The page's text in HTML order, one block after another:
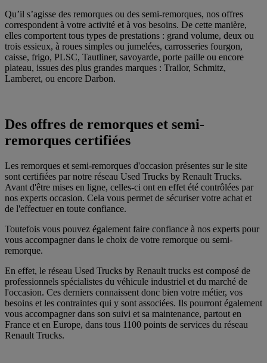
Qu’il s’agisse des remorques ou des semi-remorques, nos offres
correspondent à votre activité et à vos besoins. De cette manière,
elles comportent tous types de prestations : grand volume, deux ou
trois essieux, à roues simples ou jumelées, carrosseries fourgon,
caisse, frigo, PLSC, Tautliner, savoyarde, porte paille ou encore
plateau, issues des plus grandes marques : Trailor, Schmitz,
Lamberet, ou encore Darbon.
Des offres de remorques et semi-
remorques certifiées
Les remorques et semi-remorques d'occasion présentes sur le site
sont certifiées par notre réseau Used Trucks by Renault Trucks.
Avant d'être mises en ligne, celles-ci ont en effet été contrôlées par
nos experts occasion. Cela vous permet de sécuriser votre achat et
de l'effectuer en toute confiance.
Toutefois vous pouvez également faire confiance à nos experts pour
vous accompagner dans le choix de votre remorque ou semi-
remorque.
En effet, le réseau Used Trucks by Renault trucks est composé de
professionnels spécialistes du véhicule industriel et du marché de
l'occasion. Ces derniers connaissent donc bien votre métier, vos
besoins et les contraintes qui y sont associées. Ils pourront également
vous accompagner dans son suivi et sa maintenance, partout en
France et en Europe, dans tous 1100 points de services du réseau
Renault Trucks.